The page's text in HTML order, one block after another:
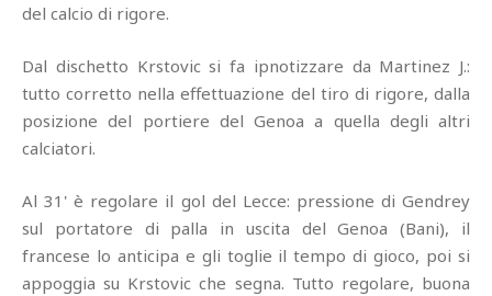
del calcio di rigore.
Dal dischetto Krstovic si fa ipnotizzare da Martinez J.:
tutto corretto nella effettuazione del tiro di rigore, dalla
posizione del portiere del Genoa a quella degli altri
calciatori.
Al 31' è regolare il gol del Lecce: pressione di Gendrey
sul portatore di palla in uscita del Genoa (Bani), il
francese lo anticipa e gli toglie il tempo di gioco, poi si
appoggia su Krstovic che segna. Tutto regolare, buona